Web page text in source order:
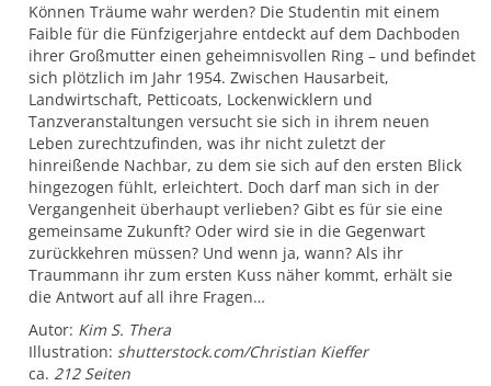
Können Träume wahr werden? Die Studentin mit einem
Faible für die Fünfzigerjahre entdeckt auf dem Dachboden
ihrer Großmutter einen geheimnisvollen Ring – und befindet
sich plötzlich im Jahr 1954. Zwischen Hausarbeit,
Landwirtschaft, Petticoats, Lockenwicklern und
Tanzveranstaltungen versucht sie sich in ihrem neuen
Leben zurechtzufinden, was ihr nicht zuletzt der
hinreißende Nachbar, zu dem sie sich auf den ersten Blick
hingezogen fühlt, erleichtert. Doch darf man sich in der
Vergangenheit überhaupt verlieben? Gibt es für sie eine
gemeinsame Zukunft? Oder wird sie in die Gegenwart
zurückkehren müssen? Und wenn ja, wann? Als ihr
Traummann ihr zum ersten Kuss näher kommt, erhält sie
die Antwort auf all ihre Fragen…
Autor: Kim S. Thera
Illustration: shutterstock.com/Christian Kieffer
ca.212 Seiten